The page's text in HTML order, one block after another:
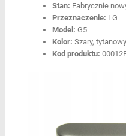
Stan: Fabrycznie
Przeznaczenie: LG
Model: G5
Kolor: Szary, tytanowy
Kod produktu: